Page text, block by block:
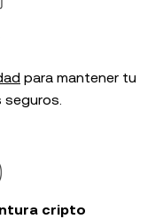
para mantener tu
cripto